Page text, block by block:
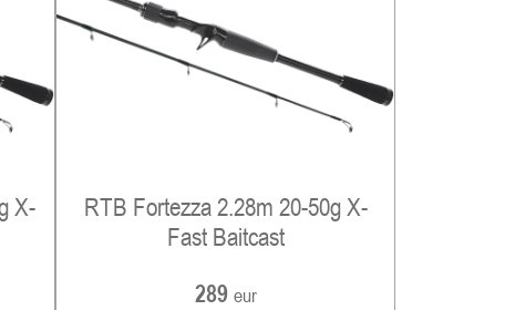
X-
RTB Fortezza 2.28m 20-50g X-
Fast Baitcast
289 eur